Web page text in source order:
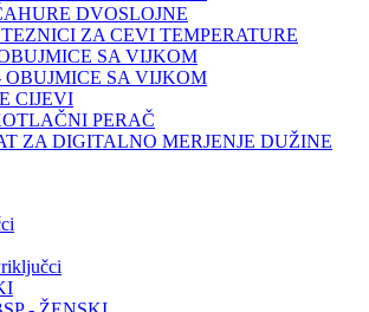
DVOSLOJNE
ZA CEVI TEMPERATURE
SA VIJKOM
OBUJMICE SA VIJKOM
CIJEVI
PERAČ
ZA DIGITALNO MERJENJE DUŽINE